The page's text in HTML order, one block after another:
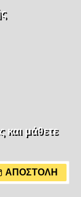
μάθετε
ΑΠΟΣΤΟΛΉ